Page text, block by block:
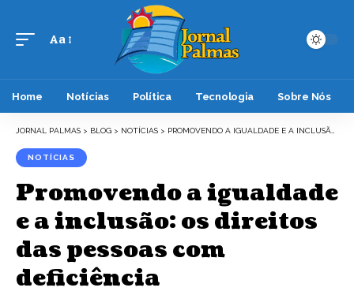
Font
Aa
Home Notícias Política Tecnologia Sobre Nós
JORNAL PALMAS > BLOG > NOTÍCIAS > PROMOVENDO A IGUALDADE E A INCLUSÃO: OS DIREITOS DAS PESSOAS COM DEFICIÊNCIA
NOTÍCIAS
Promovendo a igualdade
e a inclusão: os direitos
das pessoas com
deficiência